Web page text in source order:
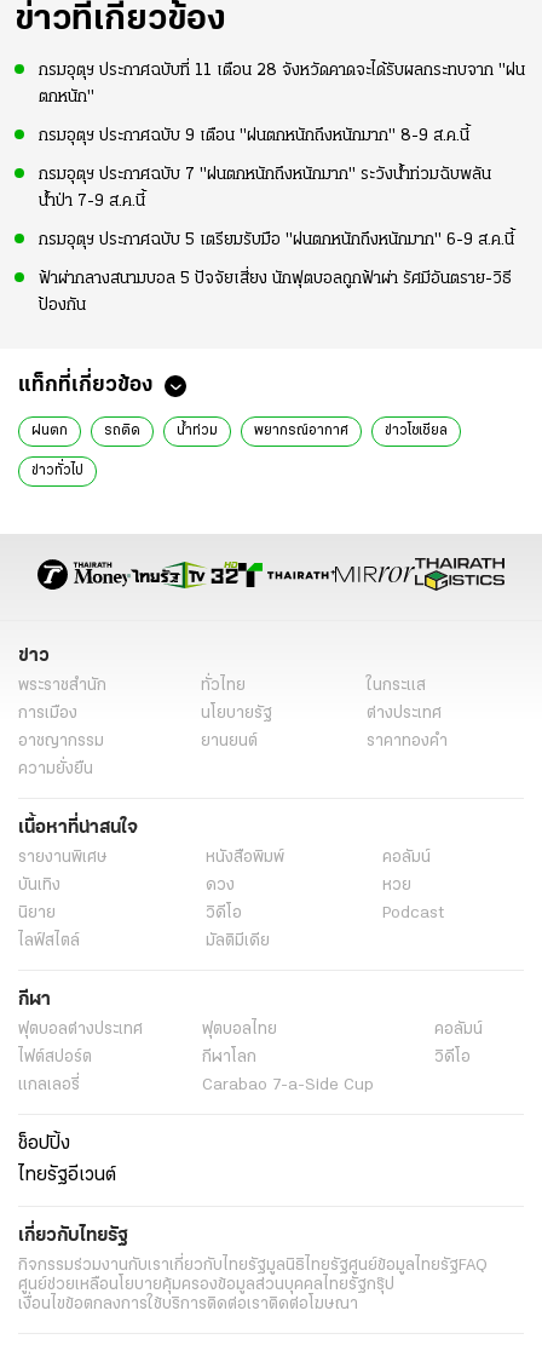
ข่าวที่เกี่ยวข้อง
กรมอุตุฯ ประกาศฉบับที่ 11 เตือน 28 จังหวัดคาดจะได้รับผลกระทบจาก "ฝน
ตกหนัก"
กรมอุตุฯ ประกาศฉบับ 9 เตือน "ฝนตกหนักถึงหนักมาก" 8-9 ส.ค.นี้
กรมอุตุฯ ประกาศฉบับ 7 "ฝนตกหนักถึงหนักมาก" ระวังน้ำท่วมฉับพลัน
น้ำป่า 7-9 ส.ค.นี้
กรมอุตุฯ ประกาศฉบับ 5 เตรียมรับมือ "ฝนตกหนักถึงหนักมาก" 6-9 ส.ค.นี้
ฟ้าผ่ากลางสนามบอล 5 ปัจจัยเสี่ยง นักฟุตบอลถูกฟ้าผ่า รัศมีอันตราย-วิธี
ป้องกัน
แท็กที่เกี่ยวข้อง
ฝนตก รถติด น้ำท่วม พยากรณ์อากาศ ข่าวโซเชียล
ข่าวทั่วไป
ข่าว
พระราชสำนัก ทั่วไทย
ในกระแส
การเมือง
นโยบายรัฐ
ต่างประเทศ
อาชญากรรม
ยานยนต์
ราคาทองคำ
ความยั่งยืน
เนื้อหาที่น่าสนใจ
รายงานพิเศษ หนังสือพิมพ์
คอลัมน์
บันเทิง
ดวง
หวย
นิยาย
วิดีโอ
Podcast
ไลฟ์สไตล์
มัลติมีเดีย
กีฬา
ฟุตบอลต่่างประเทศ ฟุตบอลไทย
คอลัมน์
ไฟต์สปอร์ต
กีฬาโลก
วิดีโอ
แกลเลอรี่
Carabao 7-a-Side Cup
ช็อปปิ้ง
ไทยรัฐอีเวนต์
เกี่ยวกับไทยรัฐ
กิจกรรมร่วมงานกับเราเกี่ยวกับไทยรัฐมูลนิธิไทยรัฐศูนย์ข้อมูลไทยรัฐFAQ
ศูนย์ช่วยเหลือนโยบายคุ้มครองข้อมูลส่วนบุคคลไทยรัฐกรุ๊ป
เงื่อนไขข้อตกลงการใช้บริการติดต่อเราติดต่อโฆษณา